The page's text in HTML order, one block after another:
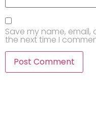
Save my name,
the next time I